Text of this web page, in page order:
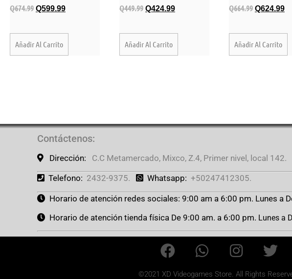
Q674.99 Q599.99
Añadir Al Carrito
Q449.99 Q424.99
Añadir Al Carrito
Q664.99 Q624.99
Añadir Al Carrito
Contáctenos:
Dirección: C.C Metamercado, Mixco, Z.4, Primer nivel, local 142.
Telefono: 2432-9375. Whatsapp: +50247412305.
Horario de atención redes sociales: 9:00 am a 6:00 pm. Lunes a
Horario de atención tienda física De 9:00 am. a 6:00 pm. Lunes a
©2021 XD Videogames Store. All Rights